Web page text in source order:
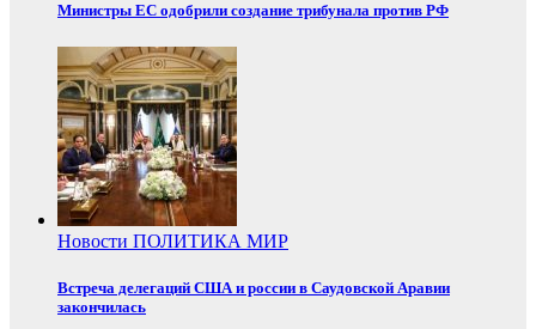
Министры ЕС одобрили создание трибунала против РФ
Новости ПОЛИТИКА МИР
Встреча делегаций США и россии в Саудовской Аравии
закончилась